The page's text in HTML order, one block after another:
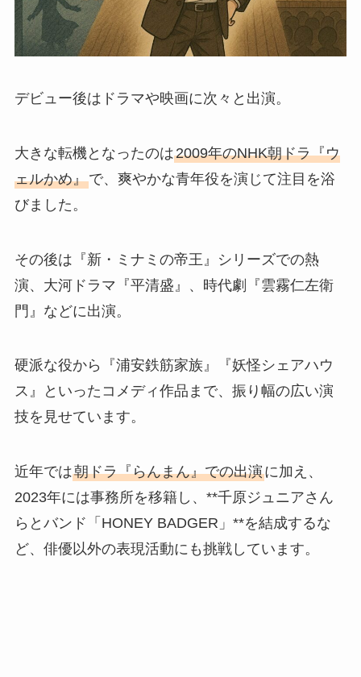
デビュー後はドラマや映画に次々と出演。
大きな転機となったのは2009年のNHK朝ドラ『ウ
ェルかめ』で、爽やかな青年役を演じて注目を浴
びました。
その後は『新・ミナミの帝王』シリーズでの熱
演、大河ドラマ『平清盛』、時代劇『雲霧仁左衛
門』などに出演。
硬派な役から『浦安鉄筋家族』『妖怪シェアハウ
ス』といったコメディ作品まで、振り幅の広い演
技を見せています。
近年では朝ドラ『らんまん』での出演に加え、
2023年には事務所を移籍し、**千原ジュニアさん
らとバンド「HONEY BADGER」**を結成するな
ど、俳優以外の表現活動にも挑戦しています。